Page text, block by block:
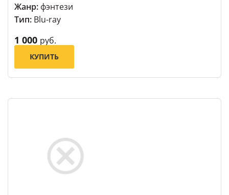
Жанр: фэнтези
Тип: Blu-ray
1 000 руб.
КУПИТЬ